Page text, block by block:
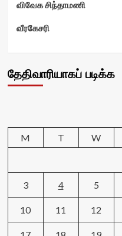
விவேக சிந்தாமணி
வீரகேசரி
தேதிவாரியாகப் படிக்க
M
T W
3 4 5
10 11 12